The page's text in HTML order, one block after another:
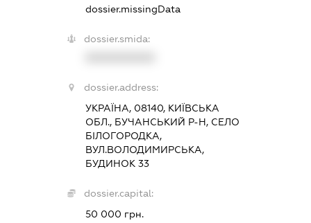
dossier.missingData
dossier.smida:
dossier.address:
УКРАЇНА, 08140, КИЇВСЬКА
ОБЛ., БУЧАНСЬКИЙ Р-Н, СЕЛО
БІЛОГОРОДКА,
ВУЛ.ВОЛОДИМИРСЬКА,
БУДИНОК 33
dossier.capital:
50 000 грн.